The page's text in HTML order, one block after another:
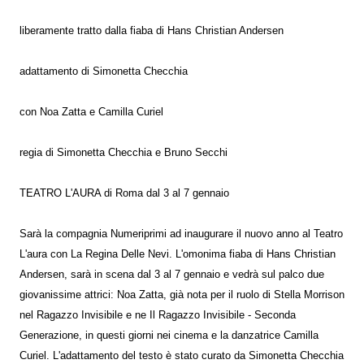
liberamente tratto dalla fiaba di Hans Christian Andersen
adattamento di Simonetta Checchia
con Noa Zatta e Camilla Curiel
regia di Simonetta Checchia e Bruno Secchi
TEATRO L'AURA di Roma dal 3 al 7 gennaio
Sarà la compagnia Numeriprimi ad inaugurare il nuovo anno al Teatro
L'aura con La Regina Delle Nevi. L'omonima fiaba di Hans Christian
Andersen, sarà in scena dal 3 al 7 gennaio e vedrà sul palco due
giovanissime attrici: Noa Zatta, già nota per il ruolo di Stella Morrison
nel Ragazzo Invisibile e ne Il Ragazzo Invisibile - Seconda
Generazione, in questi giorni nei cinema e la danzatrice Camilla
Curiel. L'adattamento del testo è stato curato da Simonetta Checchia